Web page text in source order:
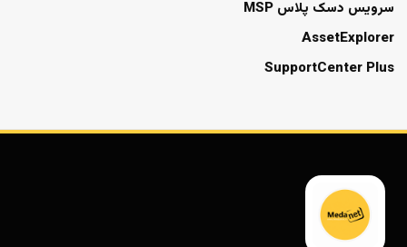
سرویس دسک پلاس MSP
AssetExplorer
SupportCenter Plus